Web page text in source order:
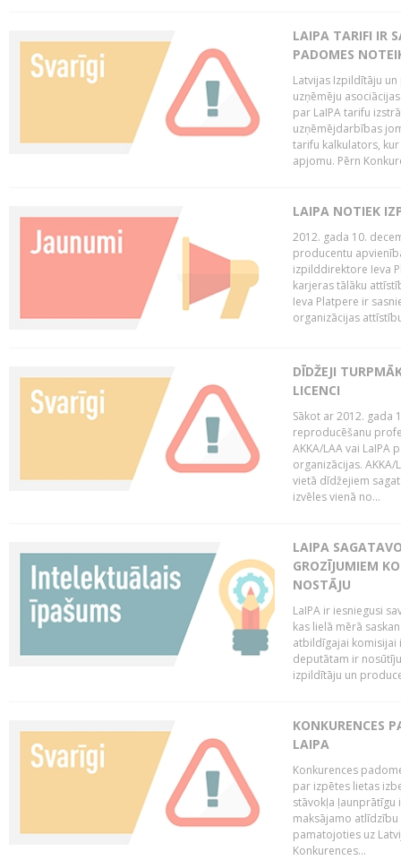
LAIPA TARIFI IR
PADOMES
Latvijas Izpildītāju
uzņēmēju
par LaIPA tarifu
uzņēmējdarbības
tarifu kalkulators,
apjomu. Pērn
LAIPA NOTIEK
2012. gada 10.
producentu
izpilddirektore Ieva
karjeras tālāku
Ieva Platpere ir
organizācijas
DĪDŽEJI
LICENCI
Sākot ar 2012. gada
reproducēšanu
AKKA/LAA vai LaIPA
organizācijas.
vietā dīdžejiem
izvēles vienā no...
LAIPA
GROZĪJUMIEM
NOSTĀJU
LaIPA ir iesniegusi
kas lielā mērā
atbildīgajai komisijai
deputātam ir
izpildītāju un
KONKURENCES
LAIPA
Konkurences
par izpētes lietas
stāvokļa ļaunprātīgu
maksājamo
pamatojoties uz
Konkurences...